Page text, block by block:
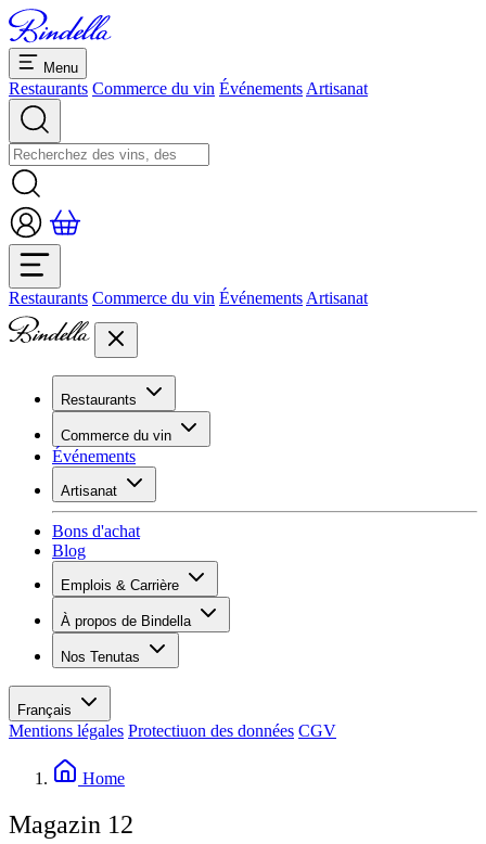
Menu
Restaurants Commerce du vin Événements Artisanat
Restaurants Commerce du vin Événements Artisanat
Restaurants
Aperçu restaurants
Banquets et séminaires
Dolcezze
Commerce du vin
Overview
Assortiment
Vinotecas
Inspiration
Savoir sur le vin
Événements
Artisanat
Aperçu
Plâtrer
Bons d'achat
Blog
Emplois & Carrière
Postes vacants
Apprenants
Vos avantages
Valeurs
Personne de contact
À propos de Bindella
Vue d’ensemble
Histoire
Médias
Les Moby Dicks
Contacts
Durabilité
Nos Tenutas
Tenuta Vergaia
Français
Mentions légales Protectiuon des données CGV
Home
Magazin 12